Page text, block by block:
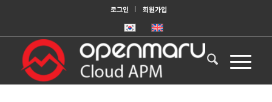
로그인 회원가입